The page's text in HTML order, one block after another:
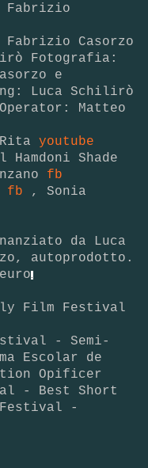
Fabrizio
Casorzo
Fotografia:
e
Luca Schilirò
Matteo
youtube
Shade
fb
fb , Sonia
da Luca
autoprodotto.
Film Festival
- Semi-
Escolar de
Opificer
- Best Short
Festival -